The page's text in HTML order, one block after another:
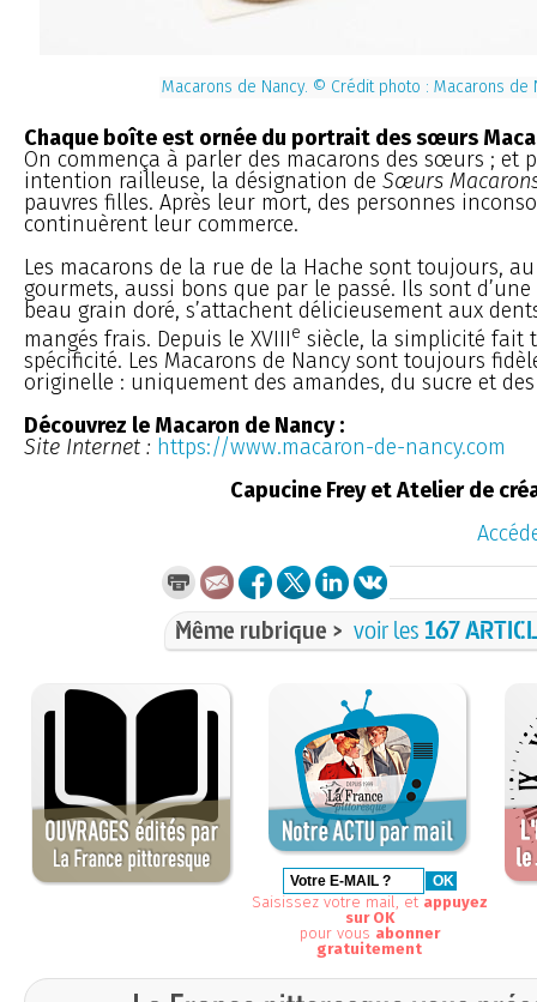
Macarons de Nancy. © Crédit photo : Macarons de
Chaque boîte est ornée du portrait des sœurs
On commença à parler des macarons des sœurs ; et
intention railleuse, la désignation de Sœurs
pauvres filles. Après leur mort, des personnes
continuèrent leur commerce.
Les macarons de la rue de la Hache sont toujours,
gourmets, aussi bons que par le passé. Ils sont
beau grain doré, s’attachent délicieusement aux
mangés frais. Depuis le XVIIIe siècle, la simplicité fait
spécificité. Les Macarons de Nancy sont toujours
originelle : uniquement des amandes, du sucre et
Découvrez le Macaron de Nancy :
Site Internet : https://www.macaron-de-nancy.com
Capucine Frey et Atelier de
Même rubrique > voir les 167
Saisissez votre mail, et appuyez
sur OK
pour vous abonner
gratuitement